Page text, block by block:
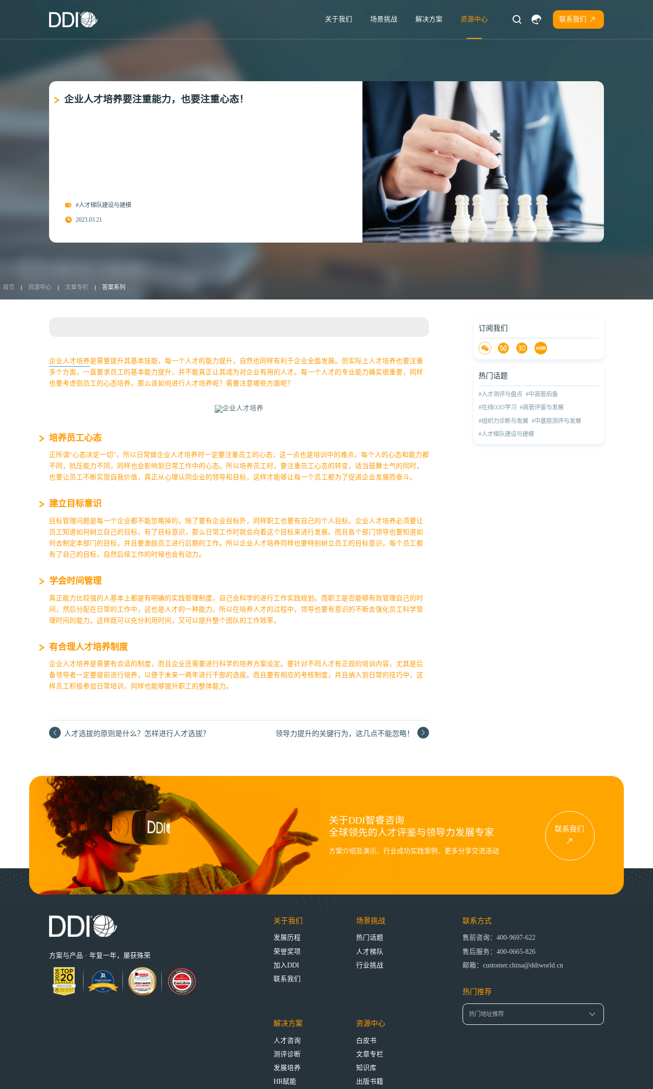
关于我们 场景挑战 解决方案 资源中心 联系我们
企业人才培养要注重能力，也要注重心态！
#人才梯队建设与建模
2023.03.21
首页 资源中心 文章专栏 答案系列
企业人才培养是需要提升其基本技能，每一个人才的能力提升，自然也同样有利于企业全面发展。但实际上人才培养也要注重
多个方面，一直要求员工的基本能力提升，并不能真正让其成为对企业有用的人才。每一个人才的专业能力确实很重要，同样
也要考虑到员工的心态培养。那么该如何进行人才培养呢？需要注意哪些方面呢？
培养员工心态
正所谓“心态决定一切”，所以日常做企业人才培养时一定要注重员工的心态，这一点也是培训中的难点。每个人的心态和能力都
不同，抗压能力不同，同样也会影响到日常工作中的心态。所以培养员工时，要注重员工心态的转变，适当鼓舞士气的同时，
也要让员工不断实现自我价值，真正从心理认同企业的领导和目标，这样才能够让每一个员工都为了促进企业发展而奋斗。
建立目标意识
目标管理问题是每一个企业都不能忽略掉的，除了要有企业目标外，同样职工也要有自己的个人目标。企业人才培养必须要让
员工知道如何树立自己的目标，有了目标意识，那么日常工作时就会向着这个目标来进行发展。而且各个部门领导也要知道如
何去制定本部门的目标，并且要激励员工进行后期的工作。所以企业人才培养同样也要特别树立员工的目标意识，每个员工都
有了自己的目标，自然后续工作的时候也会有动力。
学会时间管理
真正能力比较强的人基本上都是有明确的实践管理制度，自己会科学的进行工作实践规划。而职工是否能够有效管理自己的时
间，然后分配在日常的工作中，这也是人才的一种能力。所以在培养人才的过程中，领导也要有意识的不断去强化员工科学管
理时间的能力。这样既可以充分利用时间，又可以提升整个团队的工作效率。
有合理人才培养制度
企业人才培养是需要有合适的制度，而且企业还需要进行科学的培养方案设定。要针对不同人才有正规的培训内容，尤其是后
备领导者一定要提前进行培养，以便于未来一两年进行干部的选拔。而且要有相应的考核制度，并且纳入到日常的技巧中，这
样员工积极参加日常培训，同样也能够提升职工的整体能力。
人才选拔的原则是什么？怎样进行人才选拔？ 领导力提升的关键行为，这几点不能忽略！
订阅我们
热门话题
#人才测评与盘点 #中高管后备
#在线O2O学习 #高管评鉴与发展
#组织力诊断与发展 #中基层测评与发展
#人才梯队建设与建模
关于DDI智睿咨询
全球领先的人才评鉴与领导力发展专家
方案介绍及演示、行业成功实践案例、更多分享交流活动
联系我们
方案与产品 · 年复一年，屡获殊荣
关于我们
发展历程
荣誉奖项
加入DDI
联系我们
场景挑战
热门话题
人才梯队
行业挑战
解决方案
人才咨询
测评诊断
发展培养
HR赋能
资源中心
白皮书
文章专栏
知识库
出版书籍
联系方式
售前咨询：400-9697-622
售后服务：400-0665-826
邮箱：customer.china@ddiworld.cn
热门推荐